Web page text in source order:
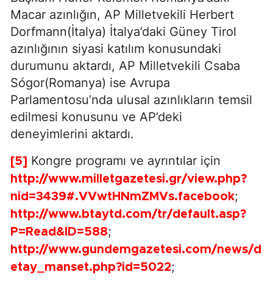
Macar azınlığın, AP Milletvekili Herbert
Dorfmann(İtalya) İtalya’daki Güney Tirol
azınlığının siyasi katılım konusundaki
durumunu aktardı, AP Milletvekili Csaba
Sógor(Romanya) ise Avrupa
Parlamentosu’nda ulusal azınlıkların temsil
edilmesi konusunu ve AP’deki
deneyimlerini aktardı.
[5] Kongre programı ve ayrıntılar için
http://www.milletgazetesi.gr/view.php?
nid=3439#.VVwtHNmZMVs.facebook;
http://www.btaytd.com/tr/default.asp?
P=Read&ID=588;
http://www.gundemgazetesi.com/news/d
etay_manset.php?id=5022;